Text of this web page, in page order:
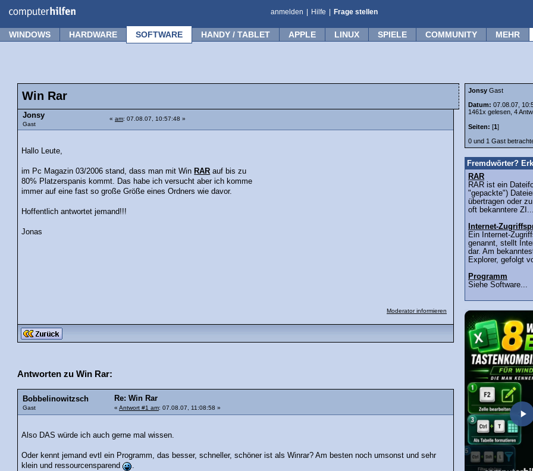
anmelden Hilfe Frage stellen
WINDOWS HARDWARE SOFTWARE HANDY / TABLET APPLE LINUX SPIELE COMMUNITY MEHR
Win Rar
Jonsy
Gast
« am: 07.08.07, 10:57:48 »
Hallo Leute,
im Pc Magazin 03/2006 stand, dass man mit Win RAR auf bis zu
80% Platzerspanis kommt. Das habe ich versucht aber ich komme
immer auf eine fast so große Größe eines Ordners wie davor.
Hoffentlich antwortet jemand!!!
Jonas
Moderator informieren
Antworten zu Win Rar:
Bobbelinowitzsch
Gast
Re: Win Rar
« Antwort #1 am: 07.08.07, 11:08:58 »
Also DAS würde ich auch gerne mal wissen.
Oder kennt jemand evtl ein Programm, das besser, schneller, schöner ist als Winrar? Am besten noch umsonst und sehr
klein und ressourcensparend
.
Jonsy Gast
Datum: 07.08.07,
1461x gelesen, 4
Seiten: [1]
0 und 1 Gast
Fremdwörter?
RAR
RAR ist ein
"gepackte")
übertragen oder
oft bekanntere ZI...
Internet-
Ein Internet-
genannt, stellt
dar. Am
Explorer, gefolgt
Programm
Siehe Software...